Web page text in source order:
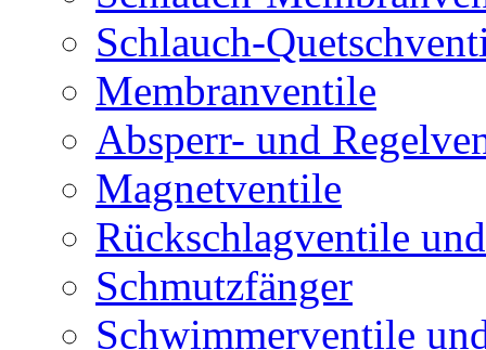
Schlauch-
Membranventile
Absperr- und
Magnetventile
Rückschlagventile
Schmutzfänger
Schwimmerventile